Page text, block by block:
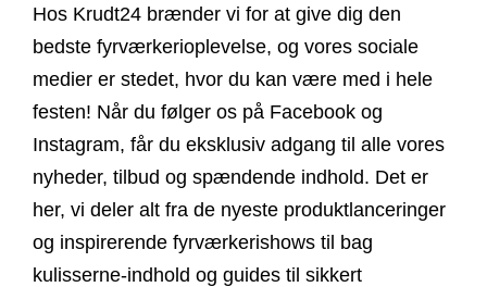
Hos Krudt24 brænder vi for at give dig den
bedste fyrværkerioplevelse, og vores sociale
medier er stedet, hvor du kan være med i hele
festen! Når du følger os på Facebook og
Instagram, får du eksklusiv adgang til alle vores
nyheder, tilbud og spændende indhold. Det er
her, vi deler alt fra de nyeste produktlanceringer
og inspirerende fyrværkerishows til bag
kulisserne-indhold og guides til sikkert